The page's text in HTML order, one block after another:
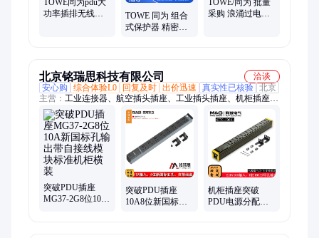
TOWE同为pdu大
功率插排无线自
TOWE 同为 组合
式保护器 精密端
TOWE/同为 批量
采购 浪涌过电压
北京铭瑞思科技有限公司
洽谈
安心购
综合体验L0 回复及时 出价迅速 真实性已核验 北京
主营： 工业连接器、航空插头插座、工业插头插座、机柜插座
PDU、大电流插头插座
突破PDU插座
MG37-2G8位10A
突破PDU插座
10A8位新国标五
机柜插座突破
PDU电源分配单